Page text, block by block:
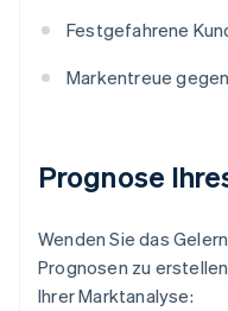
Festgefahrene
Markentreue
Prognose
Wenden Sie das
Prognosen zu
Ihrer Marktanalyse: